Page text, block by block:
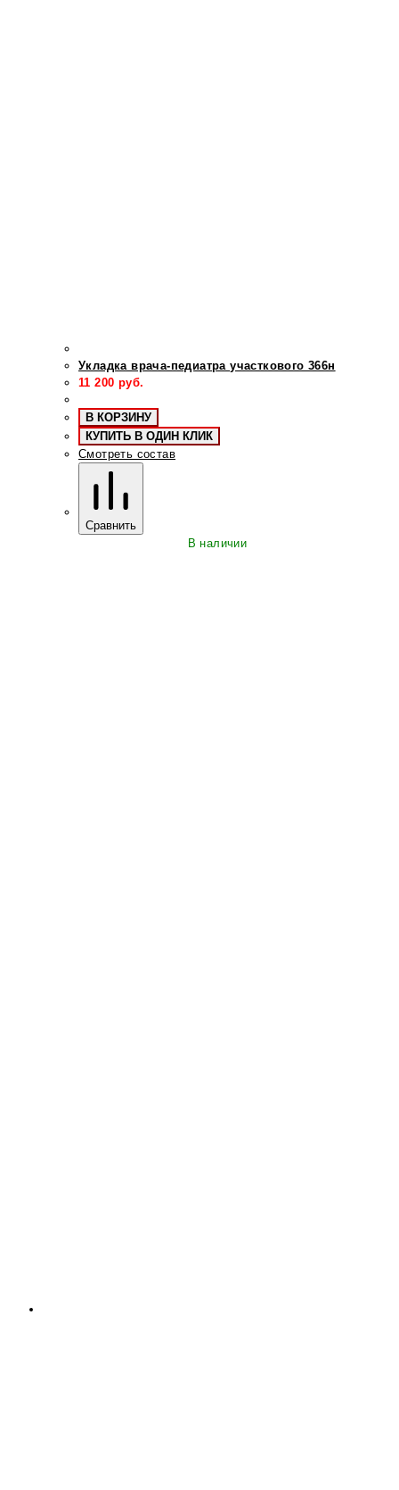
Укладка врача-педиатра участкового 366н
11 200 руб.
В КОРЗИНУ
КУПИТЬ В ОДИН КЛИК
Смотреть состав
Сравнить
В наличии